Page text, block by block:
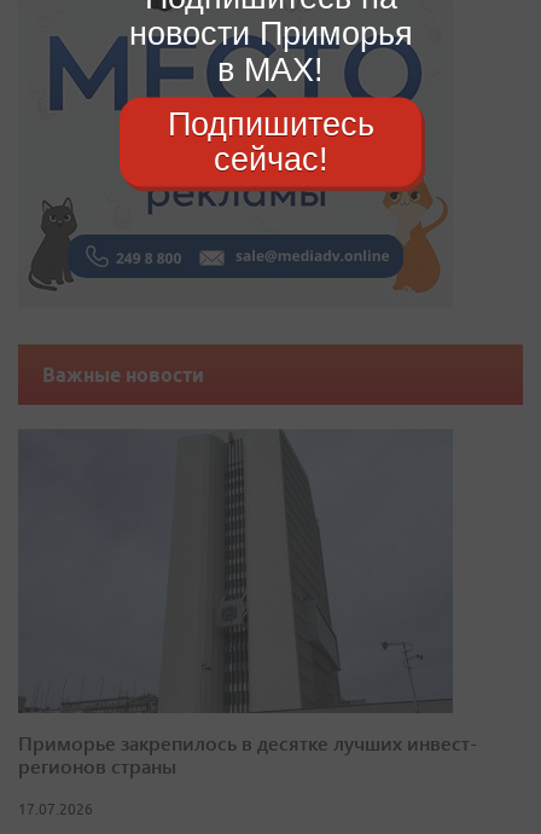
Важные новости
Приморье закрепилось в десятке лучших инвест-
регионов страны
17.07.2026
новости Приморья
в MAX!
Подпишитесь
сейчас!